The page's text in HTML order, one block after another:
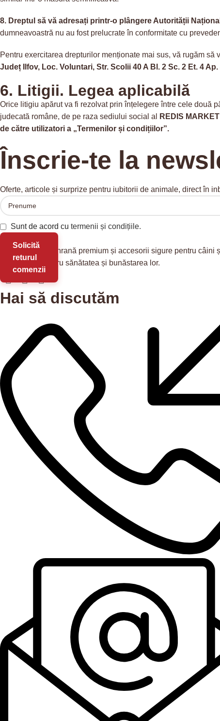
8. Dreptul să vă adresați printr-o plângere Autorității
dumneavoastră nu au fost prelucrate în conformitate cu
Pentru exercitarea drepturilor menționate mai sus, vă rugăm
Județ Ilfov, Loc. Voluntari, Str. Scolii 40 A Bl. 2 Sc. 2 Et. 4 Ap.
6. Litigii. Legea aplicabilă
Orice litigiu apărut va fi rezolvat prin înțelegere între cele două
judecată române, de pe raza sediului social al
REDIS
de către utilizatori a „Termenilor și condițiilor”.
Înscrie-te la
Oferte, articole și surprize pentru iubitorii de animale, direct în
Sunt de acord cu termenii și condițiile.
Solicită
returul
comenzii
Redis Petoferă hrană premium și accesorii sigure pentru câini
soluții reale pentru sănătatea și bunăstarea lor.
Hai să discutăm